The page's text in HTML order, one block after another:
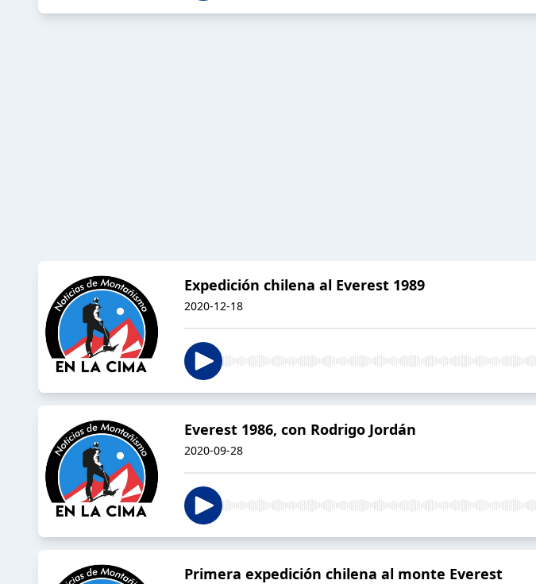
Expedición chilena al Everest 1989
2020-12-18
Everest 1986, con Rodrigo Jordán
2020-09-28
Primera expedición chilena al monte Everest